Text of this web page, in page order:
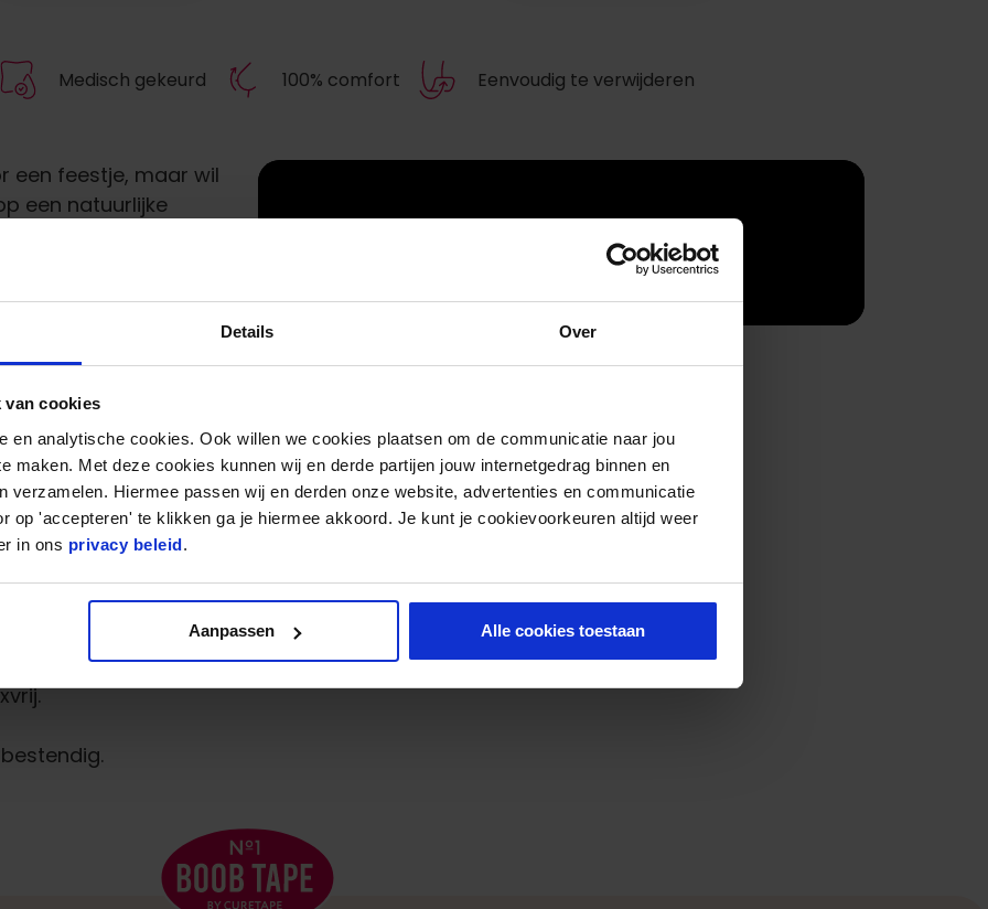
Details Over
van cookies
en analytische cookies. Ook willen we cookies plaatsen om de communicatie naar jou
maken. Met deze cookies kunnen wij en derde partijen jouw internetgedrag binnen en
verzamelen. Hiermee passen wij en derden onze website, advertenties en communicatie
op 'accepteren' te klikken ga je hiermee akkoord. Je kunt je cookievoorkeuren altijd weer
in ons privacy beleid.
Aanpassen Alle cookies toestaan
Medisch gekeurd 100% comfort Eenvoudig te verwijderen
een feestje, maar wil
een natuurlijke
laten zien,
nog beter tot zijn
ideale oplossing voor
maar effectieve
je outfit er nog
No.1 Beige: